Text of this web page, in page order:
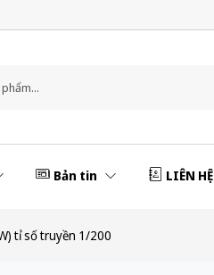
Bản tin LIÊN HỆ
tỉ số truyền 1/200